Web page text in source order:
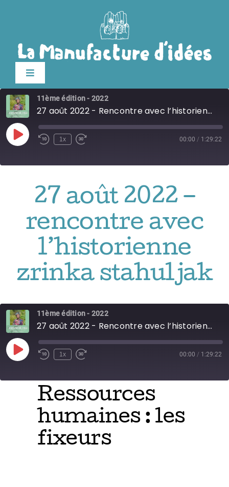
Toggle
Navigation
édition 2026
Le festival
Billetterie
Infos pratiques
Adhésions
Archives
Contact
11ème édition - 2022
27 août 2022 - Rencontre avec l’historienne Zrinka Stahuljak
Play
Episode
1x 00:00 / 1:29:22
27 août 2022 –
rencontre avec
l’historienne
zrinka stahuljak
11ème édition - 2022
27 août 2022 - Rencontre avec l’historienne Zrinka Stahuljak
Play
Episode
1x 00:00 / 1:29:22
Ressources
humaines : les
fixeurs